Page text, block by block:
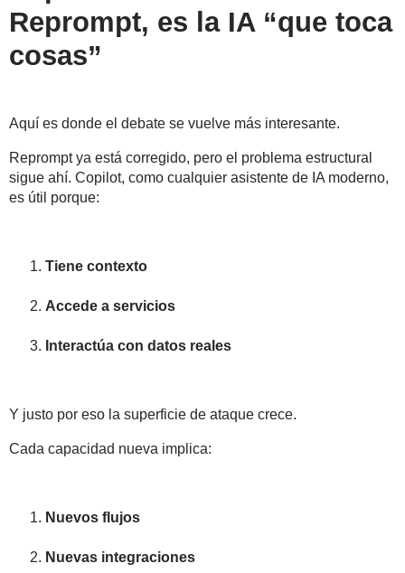
Reprompt, es la IA “que toca
cosas”
Aquí es donde el debate se vuelve más interesante.
Reprompt ya está corregido, pero el problema estructural
sigue ahí. Copilot, como cualquier asistente de IA moderno,
es útil porque:
Tiene contexto
Accede a servicios
Interactúa con datos reales
Y justo por eso la superficie de ataque crece.
Cada capacidad nueva implica:
Nuevos flujos
Nuevas integraciones